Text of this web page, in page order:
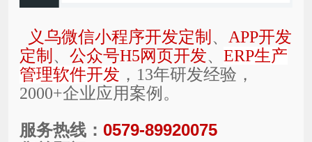
义乌微信小程序开发定制 、 APP开发
定制 、 公众号H5网页开发、 ERP生产
管理软件开发 ，13年研发经验，
2000+企业应用案例。
服务热线： 0579-89920075